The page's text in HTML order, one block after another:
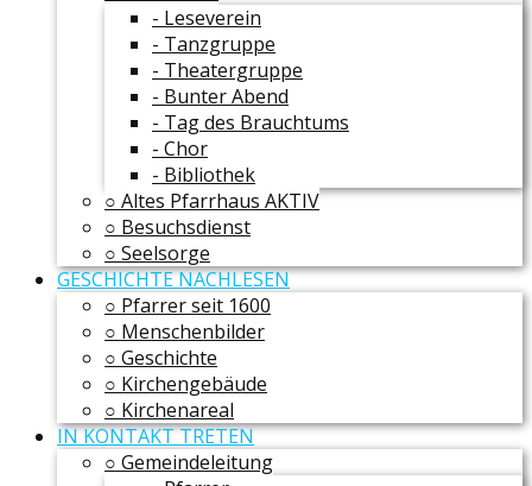
- Leseverein
- Tanzgruppe
- Theatergruppe
- Bunter Abend
- Tag des Brauchtums
- Chor
- Bibliothek
○ Altes Pfarrhaus AKTIV
○ Besuchsdienst
○ Seelsorge
GESCHICHTE NACHLESEN
○ Pfarrer seit 1600
○ Menschenbilder
○ Geschichte
○ Kirchengebäude
○ Kirchenareal
IN KONTAKT TRETEN
○ Gemeindeleitung